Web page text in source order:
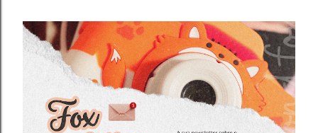
onde você é, e se preferir, contar um pouquinho sobre
suas fotinhos. Fique a vontade! Ficarei muito feliz de
recebê-las. Eu espero as suas obras de arte, ein?!
Beijos da raposa e até a próxima!!